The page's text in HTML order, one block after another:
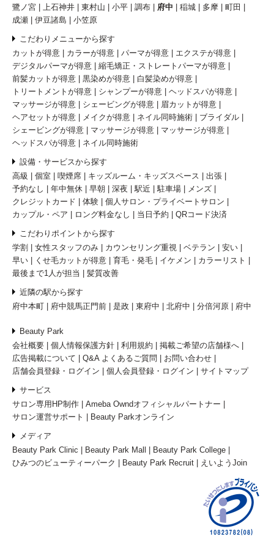
鷺ノ宮
上石神井 東村山 小平 調布 府中 稲城 多摩
町田
成瀬
伊豆諸島 小笠原
こだわりメニューから探す
カットが得意
カラーが得意 パーマが得意
エクステが得意
デジタルパーマが得意
縮毛矯正・ストレートパーマが得意
前髪カットが得意
黒染めが得意
白髪染めが得意
トリートメントが得意
シャンプーが得意
ヘッドスパが得意
マッサージが得意
シェービングが得意
眉カットが得意
ヘアセットが得意
メイクが得意 ネイル同時施術
ブライダル
シェービングが得意
マッサージが得意
マッサージが得意
ヘッドスパが得意
ネイル同時施術
設備・サービスから探す
高級
個室 喫煙席 キッズルーム・キッズスペース
出張
予約なし
年中無休 早朝 深夜 駅近 駐車場
メンズ
クレジットカード
体験
個人サロン・プライベートサロン
カップル・ペア
ロング料金なし 当日予約 QRコード決済
こだわりポイントから探す
学割
女性スタッフのみ カウンセリング重視 ベテラン
安い
早い
くせ毛カットが得意 育毛・発毛 イケメン
カラーリスト
最後まで1人が担当
髪質改善
近隣の駅から探す
府中本町
府中競馬正門前 是政 東府中 北府中 分倍河原 府中
Beauty Park
会社概要
個人情報保護方針 利用規約
掲載ご希望の店舗様へ
広告掲載について
Q&A よくあるご質問
お問い合わせ
店舗会員登録・ログイン
個人会員登録・ログイン サイトマップ
サービス
サロン専用HP制作
Ameba Owndオフィシャルパートナー
サロン運営サポート
Beauty Parkオンライン
メディア
Beauty Park Clinic
Beauty Park Mall
Beauty Park College
ひみつのビューティーパーク
Beauty Park Recruit えいようJoin